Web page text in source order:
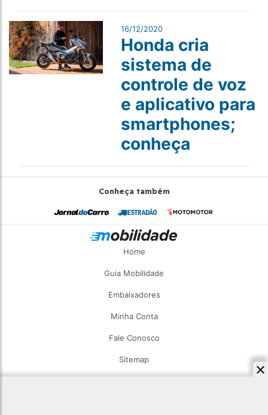
16/12/2020
Honda cria
sistema de
controle de voz
e aplicativo para
smartphones;
conheça
Conheça também
Home
Guia Mobilidade
Embaixadores
Minha Conta
Fale Conosco
Sitemap